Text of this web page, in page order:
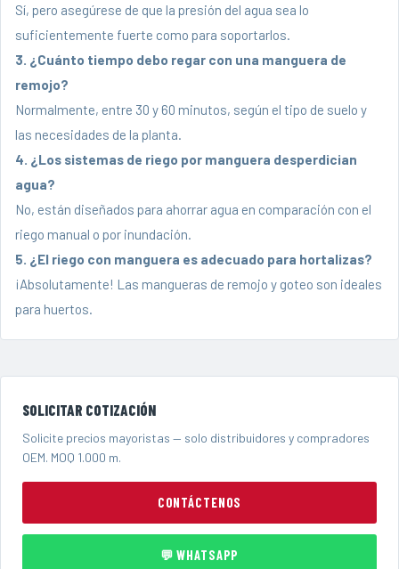
Sí, pero asegúrese de que la presión del agua sea lo
suficientemente fuerte como para soportarlos.
3. ¿Cuánto tiempo debo regar con una manguera de
remojo?
Normalmente, entre 30 y 60 minutos, según el tipo de suelo y
las necesidades de la planta.
4. ¿Los sistemas de riego por manguera desperdician
agua?
No, están diseñados para ahorrar agua en comparación con el
riego manual o por inundación.
5. ¿El riego con manguera es adecuado para hortalizas?
¡Absolutamente! Las mangueras de remojo y goteo son ideales
para huertos.
SOLICITAR COTIZACIÓN
Solicite precios mayoristas — solo distribuidores y compradores
OEM. MOQ 1.000 m.
CONTÁCTENOS
💬 WHATSAPP